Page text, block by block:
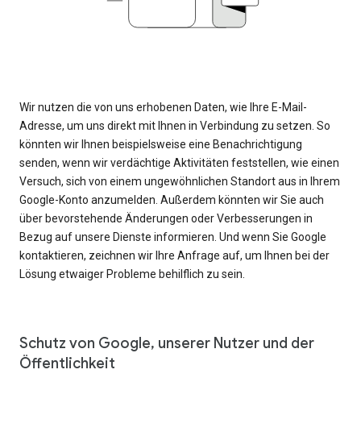
Wir nutzen die von uns erhobenen Daten, wie Ihre E-Mail-
Adresse, um uns direkt mit Ihnen in Verbindung zu setzen. So
könnten wir Ihnen beispielsweise eine Benachrichtigung
senden, wenn wir verdächtige Aktivitäten feststellen, wie einen
Versuch, sich von einem ungewöhnlichen Standort aus in Ihrem
Google-Konto anzumelden. Außerdem könnten wir Sie auch
über bevorstehende Änderungen oder Verbesserungen in
Bezug auf unsere Dienste informieren. Und wenn Sie Google
kontaktieren, zeichnen wir Ihre Anfrage auf, um Ihnen bei der
Lösung etwaiger Probleme behilflich zu sein.
Schutz von Google, unserer Nutzer und der
Öffentlichkeit